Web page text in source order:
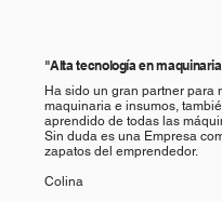
"Alta tecnología en
Ha sido un gran partner para
maquinaria e insumos,
aprendido de todas las
Sin duda es una Empresa
zapatos del emprendedor.
Colina